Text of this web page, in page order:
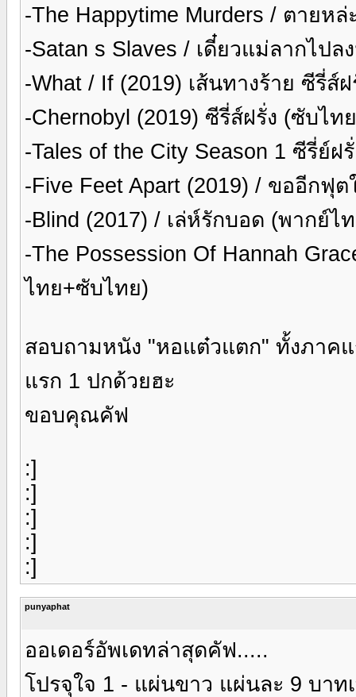
-The Happytime Murders / ตายห
-Satan s Slaves / เดี๋ยวแม่ลากไป
-What / If (2019) เส้นทางร้าย ซีรี่ส์
-Chernobyl (2019) ซีรี่ส์ฝรั่ง (ซับไท
-Tales of the City Season 1 ซีรี่ย์
-Five Feet Apart (2019) / ขออีกฟุ
-Blind (2017) / เล่ห์รักบอด (พากย์ไ
-The Possession Of Hannah
ไทย+ซับไทย)
สอบถามหนัง "หอแต๋วแตก" ทั้งภาค
แรก 1 ปกด้วยฮะ
ขอบคุณคัฟ
:]
:]
:]
:]
:]
punyaphat
ออเดอร์อัพเดทล่าสุดคัฟ.....
โปรจุใจ 1 - แผ่นขาว แผ่นละ 9 บา